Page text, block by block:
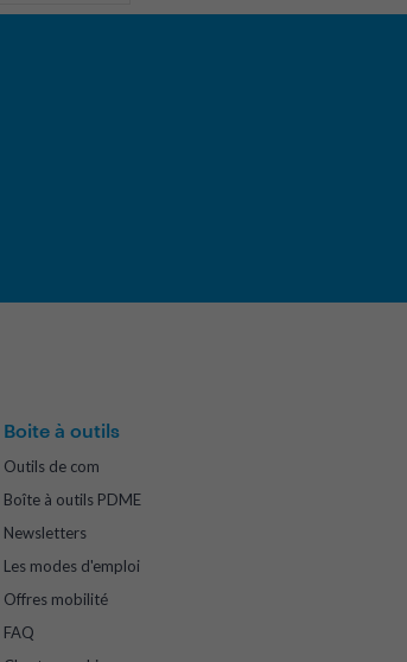
Boite à outils
Outils de com
Boîte à outils PDME
Newsletters
Les modes d'emploi
Offres mobilité
FAQ